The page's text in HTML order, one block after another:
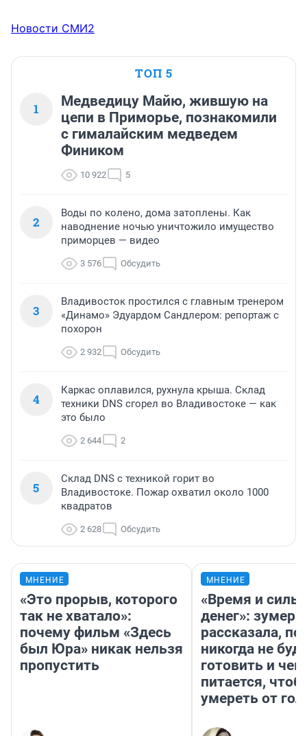
Новости СМИ2
ТОП 5
1
Медведицу Майю, жившую на
цепи в Приморье, познакомили
с гималайским медведем
Фиником
10 922 5
2
Воды по колено, дома затоплены. Как
наводнение ночью уничтожило имущество
приморцев — видео
3 576 Обсудить
3
Владивосток простился с главным тренером
«Динамо» Эдуардом Сандлером: репортаж с
похорон
2 932 Обсудить
4
Каркас оплавился, рухнула крыша. Склад
техники DNS сгорел во Владивостоке — как
это было
2 644 2
5
Склад DNS с техникой горит во
Владивостоке. Пожар охватил около 1000
квадратов
2 628 Обсудить
МНЕНИЕ
«Это прорыв, которого
так не хватало»:
почему фильм «Здесь
был Юра» никак нельзя
пропустить
МНЕНИЕ
«Время и
денег»:
рассказала,
никогда не
готовить и чем
питается,
умереть от